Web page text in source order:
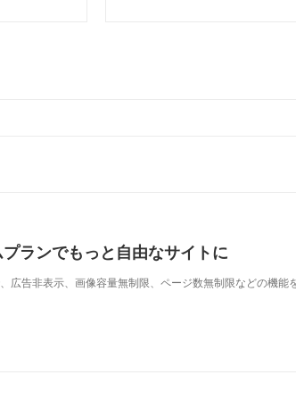
ランでもっと自由なサイトに
広告非表示、画像容量無制限、ページ数無制限などの機能